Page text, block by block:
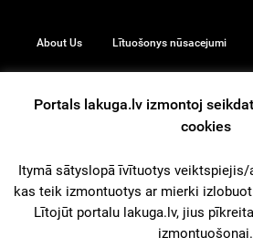
About Us Lītuošonys nūsacejumi
© 2026
iz augšu
Portals lakuga.lv izmontoj
cookies
Itymā sātyslopā īvītuotys
kas teik izmontuotys ar mierki
Lītojūt portalu lakuga.lv, jius
izmontuošonai.